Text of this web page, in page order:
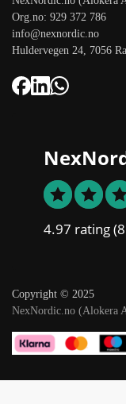
Org.no: 929 372 786
info@nexnordic.no
Huldervegen 24, 7056
4.97 rating
Copyright © 2025
NexNordic.no (Alokera